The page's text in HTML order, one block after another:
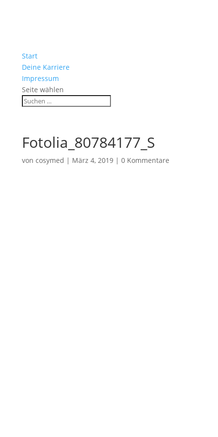
Start
Deine Karriere
Impressum
Seite wählen
Fotolia_80784177_S
von cosymed | März 4, 2019| 0 Kommentare